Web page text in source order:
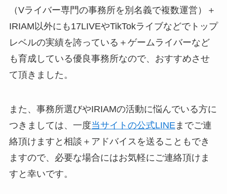
（Vライバー専門の事務所を別名義で複数運営）＋
IRIAM以外にも17LIVEやTikTokライブなどでトップ
レベルの実績を誇っている＋ゲームライバーなど
も育成している優良事務所なので、おすすめさせ
て頂きました。
また、事務所選びやIRIAMの活動に悩んでいる方に
つきましては、一度当サイトの公式LINEまでご連
絡頂けますと相談＋アドバイスを送ることもでき
ますので、必要な場合にはお気軽にご連絡頂けま
すと幸いです。